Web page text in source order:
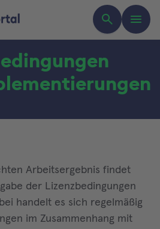
Arbeitsergebnis findet
der Lizenzbedingungen
handelt es sich regelmäßig
im Zusammenhang mit